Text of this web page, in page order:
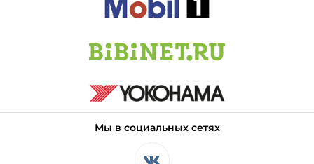
Мы в социальных сетях